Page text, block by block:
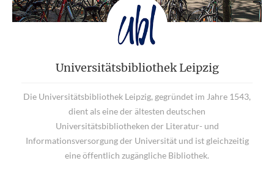
Universitätsbibliothek Leipzig
Die Universitätsbibliothek Leipzig, gegründet im Jahre 1543,
dient als eine der ältesten deutschen
Universitätsbibliotheken der Literatur- und
Informationsversorgung der Universität und ist gleichzeitig
eine öffentlich zugängliche Bibliothek.